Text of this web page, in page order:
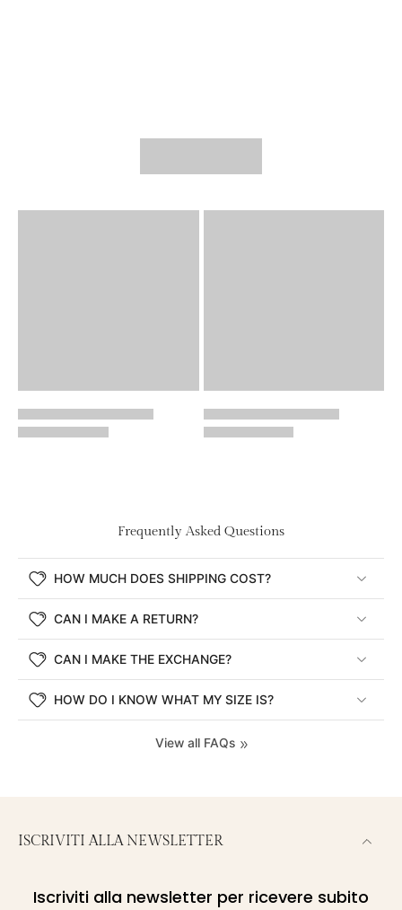
Frequently Asked Questions
HOW MUCH DOES SHIPPING COST?
CAN I MAKE A RETURN?
CAN I MAKE THE EXCHANGE?
HOW DO I KNOW WHAT MY SIZE IS?
View all FAQs
ISCRIVITI ALLA NEWSLETTER
Iscriviti alla newsletter per ricevere subito